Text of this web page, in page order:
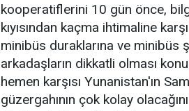
kooperatiflerini 10 gün önce,
kıyısından kaçma ihtimaline
minibüs duraklarına ve minibüs
arkadaşların dikkatli olması
hemen karşısı Yunanistan'ın
güzergahının çok kolay